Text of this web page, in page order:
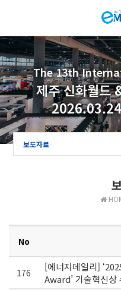
The 13th
제주 신화월드
보도자료
No
176
[에너지데일리]
Award’ 기술혁신상